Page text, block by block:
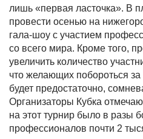
лишь «первая ласточка». В
провести осенью на
гала-шоу с участием
со всего мира. Кроме того,
увеличить количество
что желающих побороться
будет предостаточно,
Организаторы Кубка
на этот турнир было в разы
профессионалов почти 2